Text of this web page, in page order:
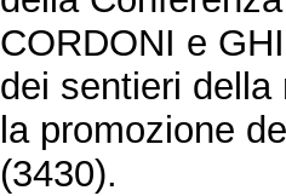
CORDONI e
dei sentieri
la promozione
(3430).